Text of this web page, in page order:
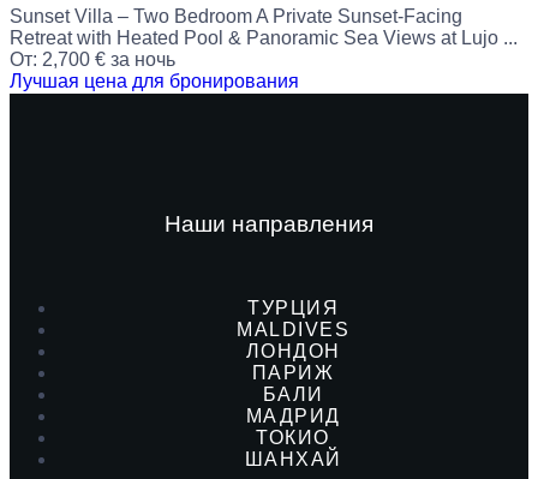
Sunset Villa – Two Bedroom A Private Sunset-Facing
Retreat with Heated Pool & Panoramic Sea Views at Lujo ...
От: 2,700 € за ночь
Лучшая цена для бронирования
Наши направления
ТУРЦИЯ
MALDIVES
ЛОНДОН
ПАРИЖ
БАЛИ
МАДРИД
ТОКИО
ШАНХАЙ